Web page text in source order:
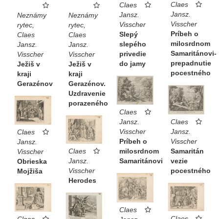
Neznámy
rytec,
Claes
Jansz.
Visscher
Ježiš v
kraji
Gerazénov
Neznámy
rytec,
Claes
Jansz.
Visscher
Ježiš v
kraji
Gerazénov.
Uzdravenie
porazeného
Claes
Jansz.
Visscher
Slepý
slepého
privedie
do jamy
Claes
Jansz.
Visscher
Príbeh o
milosrdnom
Samaritánovi-
prepadnutie
pocestného
Claes
Jansz.
Visscher
Príbeh o
milosrdnom
Samaritánovi
Claes
Jansz.
Visscher
Samaritán
vezie
pocestného
Claes
Jansz.
Visscher
Obrieska
Mojžiša
Claes
Jansz.
Visscher
Herodes
Claes